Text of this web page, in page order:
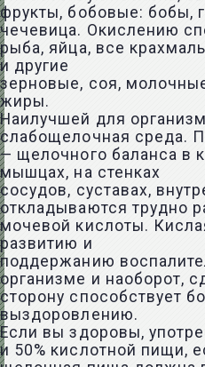
фрукты, бобовые: бобы,
чечевица. Окислению
рыба, яйца, все
и другие
зерновые, соя,
жиры.
Наилучшей для
слабощелочная среда.
— щелочного баланса в
мышцах, на стенках
сосудов, суставах,
откладываются трудно
мочевой кислоты.
развитию и
поддержанию
организме и наоборот,
сторону способствует
выздоровлению.
Если вы здоровы,
и 50% кислотной пищи,